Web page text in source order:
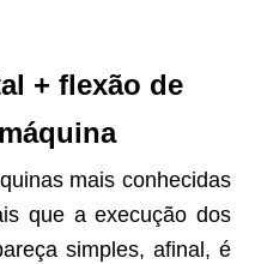
+ flexão de
mais conhecidas
que a execução dos
simples, afinal, é